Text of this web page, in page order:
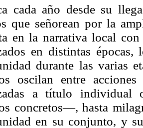
cada año desde su
que señorean por la
en la narrativa local
en distintas
durante las varias
oscilan entre
a título individual
concretos—, hasta
en su conjunto, y